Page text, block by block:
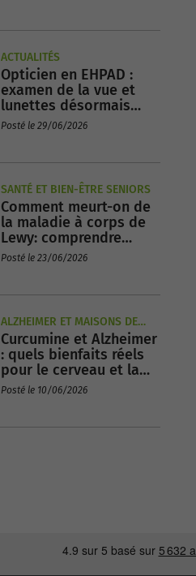
ACTUALITÉS
Opticien en EHPAD :
examen de la vue et
lunettes désormais
disponibles en maison
Posté le 29/06/2026
SANTÉ ET BIEN-ÊTRE SENIORS
Comment meurt-on de
la maladie à corps de
Lewy: comprendre
l'évolution et la fin de
Posté le 23/06/2026
ALZHEIMER ET MAISONS DE
RETRAITE
Curcumine et Alzheimer
: quels bienfaits réels
pour le cerveau et la
mémoire ?
Posté le 10/06/2026